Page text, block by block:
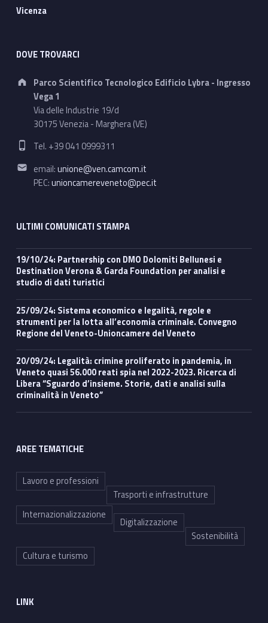
Vicenza
DOVE TROVARCI
Address:
Parco Scientifico Tecnologico Edificio Lybra - Ingresso
Vega 1
Via delle Industrie 19/d
30175 Venezia - Marghera (VE)
Phone number:
Tel. +39 041 0999311
Email address:
email:unione@ven.camcom.it
PEC:unioncamereveneto@pec.it
ULTIMI COMUNICATI STAMPA
19/10/24: Partnership con DMO Dolomiti Bellunesi e
Destination Verona & Garda Foundation per analisi e
studio di dati turistici
25/09/24: Sistema economico e legalità, regole e
strumenti per la lotta all’economia criminale. Convegno
Regione del Veneto-Unioncamere del Veneto
20/09/24: Legalità: crimine proliferato in pandemia, in
Veneto quasi 56.000 reati spia nel 2022-2023. Ricerca di
Libera “Sguardo d’insieme. Storie, dati e analisi sulla
criminalità in Veneto”
AREE TEMATICHE
Lavoro e professioni
Trasporti e infrastrutture
Internazionalizzazione
Digitalizzazione
Sostenibilità
Cultura e turismo
LINK